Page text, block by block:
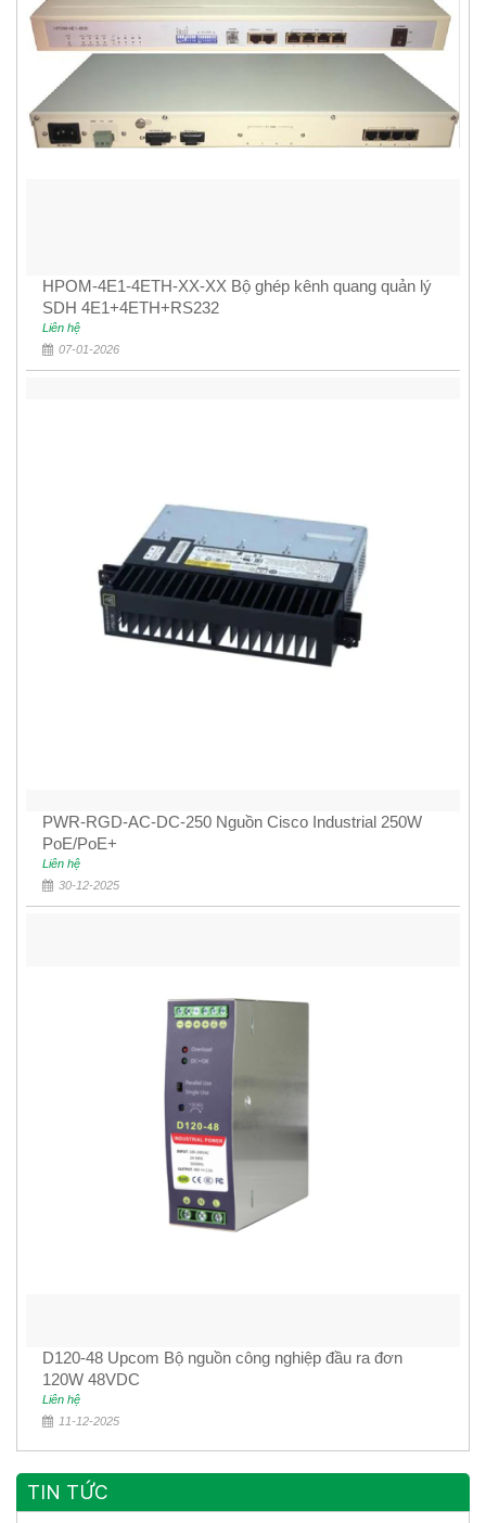
HPOM-4E1-4ETH-XX-XX Bộ ghép kênh quang quản lý
SDH 4E1+4ETH+RS232
Liên hệ
07-01-2026
PWR-RGD-AC-DC-250 Nguồn Cisco Industrial 250W
PoE/PoE+
Liên hệ
30-12-2025
D120-48 Upcom Bộ nguồn công nghiệp đầu ra đơn
120W 48VDC
Liên hệ
11-12-2025
TIN TỨC